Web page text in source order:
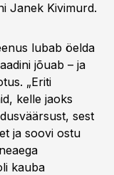
Janek Kivimurd.
lubab öelda
jõuab – ja
„Eriti
kelle jaoks
sest
ja soovi ostu
kauba